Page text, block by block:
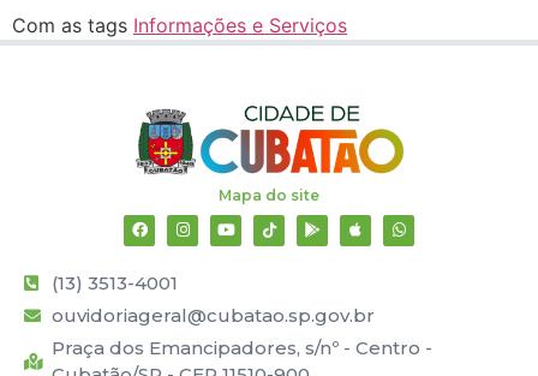
Com as tags Informações e Serviços
Mapa do site
(13) 3513-4001
ouvidoriageral@cubatao.sp.gov.br
Praça dos Emancipadores, s/nº - Centro -